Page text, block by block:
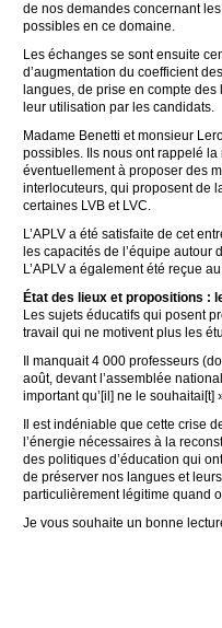
de nos demandes concernant
possibles en ce domaine.
Les échanges se sont ensuite
d’augmentation du coefficient des
langues, de prise en compte
leur utilisation par les candidats.
Madame Benetti et monsieur
possibles. Ils nous ont rappelé la
éventuellement à proposer des
interlocuteurs, qui proposent de
certaines LVB et LVC.
L’APLV a été satisfaite de cet
les capacités de l’équipe
L’APLV a également été reçue
État des lieux et propositions :
Les sujets éducatifs qui posent
travail qui ne motivent plus les
Il manquait 4 000 professeurs
août, devant l’assemblée
important qu’[il] ne le souhaitai[t]
Il est indéniable que cette crise
l’énergie nécessaires à la
des politiques d’éducation qui
de préserver nos langues et
particulièrement légitime quand
Je vous souhaite un bonne